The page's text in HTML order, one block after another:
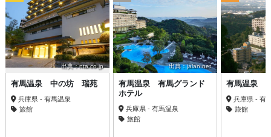
出典：nta.co.jp
有馬温泉 中の坊 瑞苑
兵庫県 - 有馬温泉
旅館
出典：jalan.net
有馬温泉 有馬グランド
ホテル
兵庫県 - 有馬温泉
旅館
有馬温泉
兵庫県 - 有
旅館